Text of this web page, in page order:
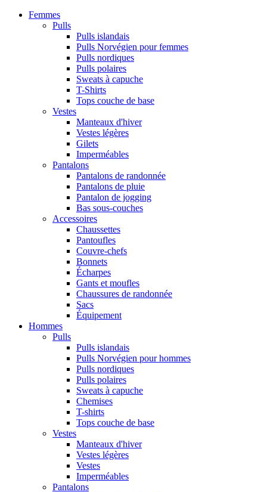
Femmes
Pulls
Pulls islandais
Pulls Norvégien pour femmes
Pulls nordiques
Pulls polaires
Sweats à capuche
T-Shirts
Tops couche de base
Vestes
Manteaux d'hiver
Vestes légères
Gilets
Imperméables
Pantalons
Pantalons de randonnée
Pantalons de pluie
Pantalon de jogging
Bas sous-couches
Accessoires
Chaussettes
Pantoufles
Couvre-chefs
Bonnets
Écharpes
Gants et moufles
Chaussures de randonnée
Sacs
Équipement
Hommes
Pulls
Pulls islandais
Pulls Norvégien pour hommes
Pulls nordiques
Pulls polaires
Sweats à capuche
Chemises
T-shirts
Tops couche de base
Vestes
Manteaux d'hiver
Vestes légères
Vestes
Imperméables
Pantalons